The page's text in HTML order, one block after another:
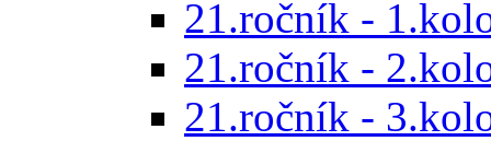
21.ročník -
21.ročník -
21.ročník -